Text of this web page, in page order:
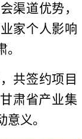
渠道优势，
家个人影响
共签约项目
肃省产业集
义。